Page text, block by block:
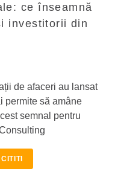
ce înseamnă
investitorii din
de afaceri au lansat
permite să amâne
semnal pentru